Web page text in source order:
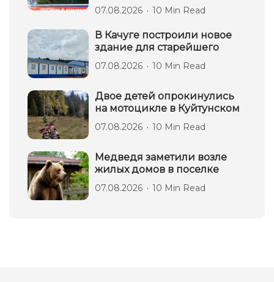
07.08.2026 10 Min Read
В Качуге построили новое
здание для старейшего
07.08.2026 10 Min Read
Двое детей опрокинулись
на мотоцикле в Куйтунском
07.08.2026 10 Min Read
Медведя заметили возле
жилых домов в поселке
07.08.2026 10 Min Read